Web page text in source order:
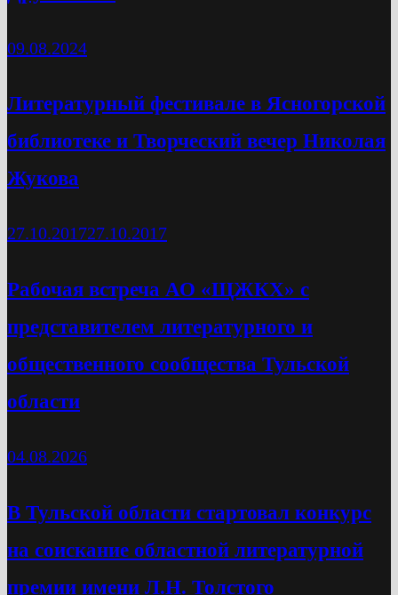
09.08.2024
Литературный фестивале в Ясногорской
библиотеке и Творческий вечер Николая
Жукова
27.10.201727.10.2017
Рабочая встреча АО «ЩЖКХ» с
представителем литературного и
общественного сообщества Тульской
области
04.08.2026
В Тульской области стартовал конкурс
на соискание областной литературной
премии имени Л.Н. Толстого